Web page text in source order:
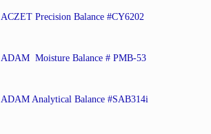
ACZET Precision Balance #CY6202
ADAM Moisture Balance # PMB-53
ADAM Analytical Balance #SAB314i